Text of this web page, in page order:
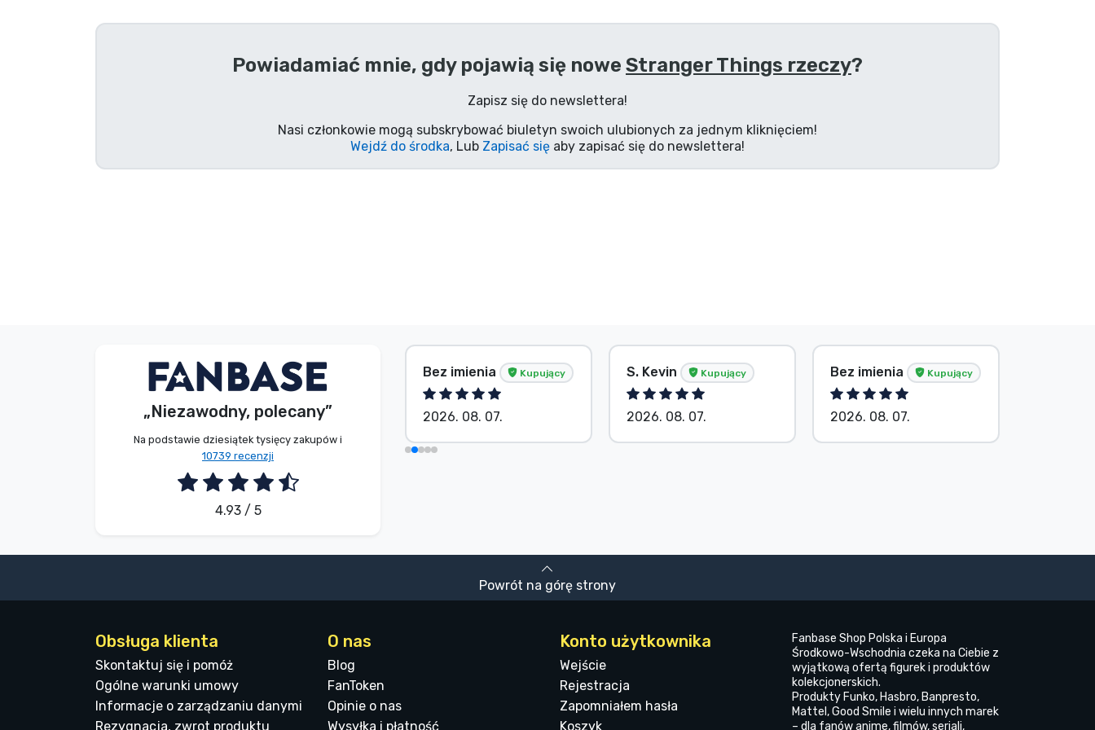
Powiadamiać mnie, gdy pojawią się nowe Stranger Things rzeczy?
Zapisz się do newslettera!
Nasi członkowie mogą subskrybować biuletyn swoich ulubionych za jednym kliknięciem!
Wejdź do środka, Lub Zapisać się aby zapisać się do newslettera!
„Niezawodny, polecany”
Na podstawie dziesiątek tysięcy zakupów i
10739 recenzji
4.93 / 5
G. Gábor Kupujący
2026. 08. 07.
Bez imienia Kupujący
2026. 08. 07.
S. Kevin Kupujący
2026. 08. 07.
Bez imienia Kupujący
2026. 08. 07.
Powrót na górę strony
Obsługa klienta
Skontaktuj się i pomóż
Ogólne warunki umowy
Informacje o zarządzaniu danymi
Rezygnacja, zwrot produktu
O nas
Blog
FanToken
Opinie o nas
Wysyłka i płatność
Konto użytkownika
Wejście
Rejestracja
Zapomniałem hasła
Koszyk
Fanbase Shop Polska i Europa
Środkowo-Wschodnia czeka na Ciebie z
wyjątkową ofertą figurek i produktów
kolekcjonerskich.
Produkty Funko, Hasbro, Banpresto,
Mattel, Good Smile i wielu innych marek
– dla fanów anime, filmów, seriali,
Rzeczy seryjne
Rzeczy z anime
Typy produktów